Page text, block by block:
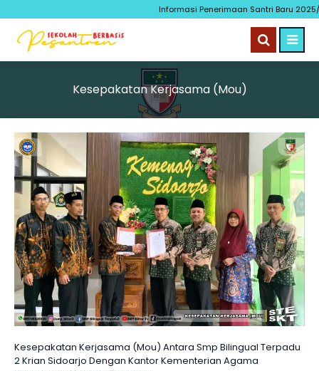
Informasi Penerimaan Santri Baru
Kesepakatan Kerjasama (Mou)
Kesepakatan Kerjasama (Mou) Antara Smp Bilingual Terpadu
2 Krian Sidoarjo Dengan Kantor Kementerian Agama